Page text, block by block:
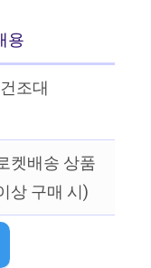
용
조대
켓배송 상품
상 구매 시)